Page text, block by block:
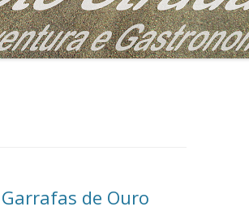
Garrafas de Ouro